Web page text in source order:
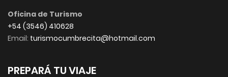
Oficina de Turismo
+54 (3546) 410628
Email: turismocumbrecita@hotmail.com
PREPARÁ TU VIAJE